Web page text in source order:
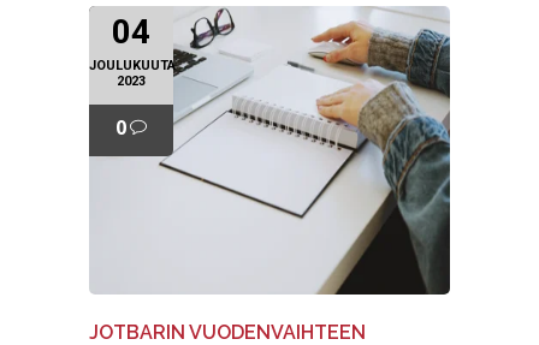
04
JOULUKUUTA
2023
0
JOTBARIN VUODENVAIHTEEN